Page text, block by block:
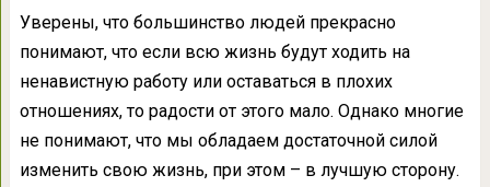
Уверены, что большинство людей прекрасно
понимают, что если всю жизнь будут ходить на
ненавистную работу или оставаться в плохих
отношениях, то радости от этого мало. Однако многие
не понимают, что мы обладаем достаточной силой
изменить свою жизнь, при этом – в лучшую сторону.